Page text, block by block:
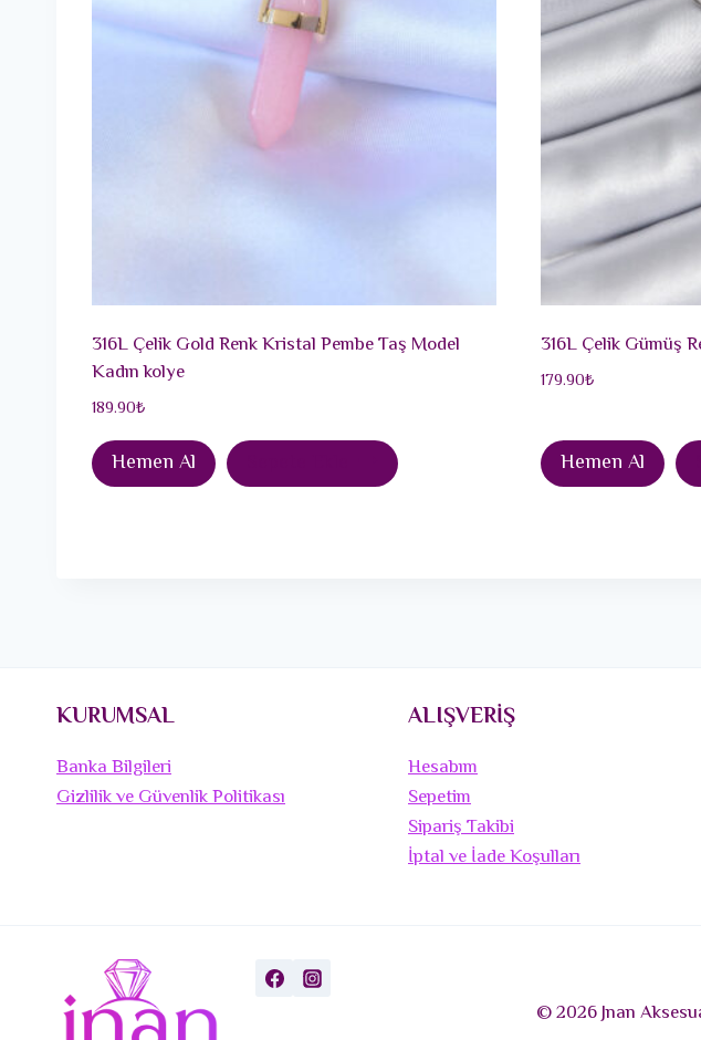
316L Çelik Gold Renk Kristal Pembe Taş Model
Kadın kolye
189.90₺
Hemen Al
316L Çelik Gümüş
179.90₺
Hemen Al
KURUMSAL
Banka Bilgileri
Gizlilik ve Güvenlik Politikası
ALIŞVERİŞ
Hesabım
Sepetim
Sipariş Takibi
İptal ve İade Koşulları
© 2026 Jnan